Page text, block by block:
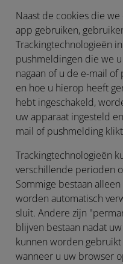
Naast de cookies die
app gebruiken,
Trackingtechnologieën
pushmeldingen die we
nagaan of u de e-mail
en hoe u hierop heeft
hebt ingeschakeld,
uw apparaat ingesteld
mail of pushmelding
Trackingtechnologieën
verschillende perioden
Sommige bestaan
worden automatisch
sluit. Andere zijn
blijven bestaan nadat
kunnen worden
wanneer u uw browser